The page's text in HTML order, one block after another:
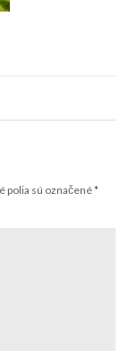
polia sú označené*